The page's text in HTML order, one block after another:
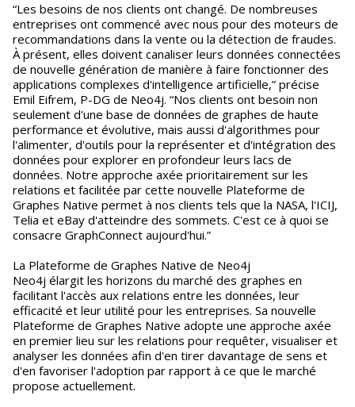
“Les besoins de nos clients ont changé. De nombreuses
entreprises ont commencé avec nous pour des moteurs de
recommandations dans la vente ou la détection de fraudes.
À présent, elles doivent canaliser leurs données connectées
de nouvelle génération de manière à faire fonctionner des
applications complexes d'intelligence artificielle,” précise
Emil Eifrem, P-DG de Neo4j. “Nos clients ont besoin non
seulement d'une base de données de graphes de haute
performance et évolutive, mais aussi d'algorithmes pour
l'alimenter, d'outils pour la représenter et d'intégration des
données pour explorer en profondeur leurs lacs de
données. Notre approche axée prioritairement sur les
relations et facilitée par cette nouvelle Plateforme de
Graphes Native permet à nos clients tels que la NASA, l'ICIJ,
Telia et eBay d'atteindre des sommets. C'est ce à quoi se
consacre GraphConnect aujourd'hui.”
La Plateforme de Graphes Native de Neo4j
Neo4j élargit les horizons du marché des graphes en
facilitant l'accès aux relations entre les données, leur
efficacité et leur utilité pour les entreprises. Sa nouvelle
Plateforme de Graphes Native adopte une approche axée
en premier lieu sur les relations pour requêter, visualiser et
analyser les données afin d'en tirer davantage de sens et
d'en favoriser l'adoption par rapport à ce que le marché
propose actuellement.